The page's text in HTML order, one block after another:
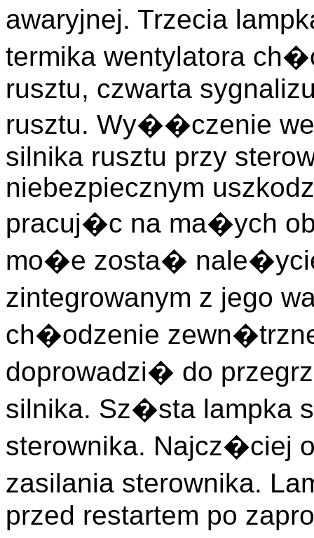
awaryjnej. Trzecia
termika wentylatora
rusztu, czwarta
rusztu. Wy��czenie
silnika rusztu przy
niebezpiecznym
pracuj�c na ma�ych
mo�e zosta�
zintegrowanym z jego
ch�odzenie
doprowadzi� do
silnika. Sz�sta lampka
sterownika. Najcz�ciej
zasilania sterownika.
przed restartem po